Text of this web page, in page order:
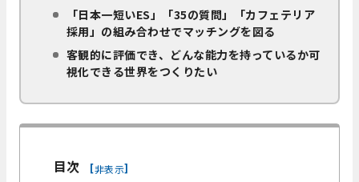
「日本一短いES」「35の質問」「カフェテリア
採用」の組み合わせでマッチングを図る
客観的に評価でき、どんな能力を持っているか可
視化できる世界をつくりたい
目次 [非表示]